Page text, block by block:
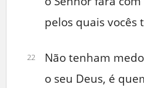
pelos quais vocês
22
Não tenham
o seu Deus, é